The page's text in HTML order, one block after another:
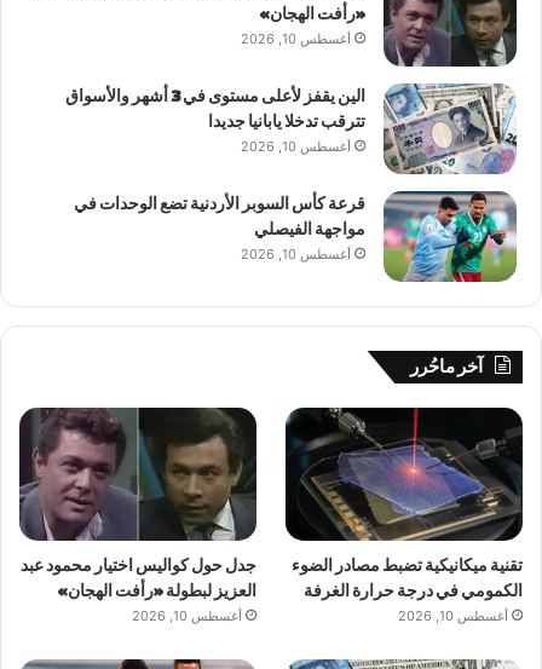
«رأفت الهجان»
أغسطس 10, 2026
الين يقفز لأعلى مستوى في 3 أشهر والأسواق
تترقب تدخلا يابانيا جديدا
أغسطس 10, 2026
قرعة كأس السوبر الأردنية تضع الوحدات في
مواجهة الفيصلي
أغسطس 10, 2026
آخر ماحُرر
تقنية ميكانيكية تضبط مصادر الضوء
الكمومي في درجة حرارة الغرفة
أغسطس 10, 2026
جدل حول كواليس اختيار محمود عبد
العزيز لبطولة «رأفت الهجان»
أغسطس 10, 2026